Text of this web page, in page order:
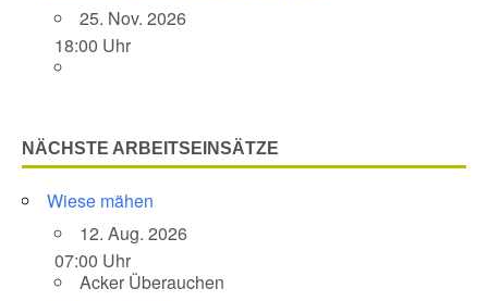
25. Nov. 2026
18:00 Uhr
NÄCHSTE ARBEITSEINSÄTZE
Wiese mähen
12. Aug. 2026
07:00 Uhr
Acker Überauchen